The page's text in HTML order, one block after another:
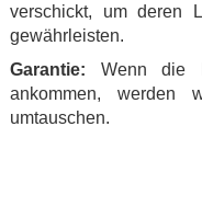
verschickt, um deren
gewährleisten.
Garantie: Wenn die
ankommen,
umtauschen.